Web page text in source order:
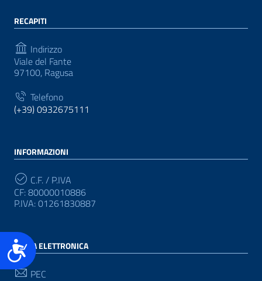
Accessibilità
RECAPITI
Indirizzo
Viale del Fante
97100, Ragusa
Telefono
(+39) 0932675111
INFORMAZIONI
C.F. / P.IVA
CF: 80000010886
P.IVA: 01261830887
POSTA ELETTRONICA
PEC